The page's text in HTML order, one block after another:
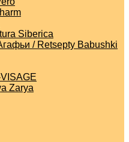
Siberica
/ Retsepty Babushki
Zarya